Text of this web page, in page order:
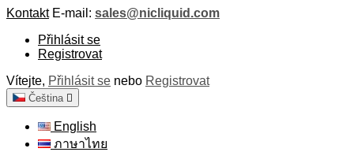
Kontakt E-mail: sales@nicliquid.com
Přihlásit se
Registrovat
Vítejte, Přihlásit se nebo Registrovat
Čeština 
English
ภาษาไทย